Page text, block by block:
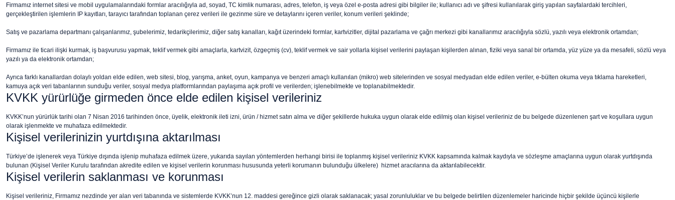
Firmamız internet sitesi ve mobil uygulamalarındaki formlar aracılığıyla ad, soyad, TC kimlik numarası, adres, telefon, iş veya özel e-posta adresi gibi bilgiler ile; kullanıcı adı ve şifresi kullanılarak giriş yapılan sayfalardaki tercihleri,
gerçekleştirilen işlemlerin IP kayıtları, tarayıcı tarafından toplanan çerez verileri ile gezinme süre ve detaylarını içeren veriler, konum verileri şeklinde;
Satış ve pazarlama departmanı çalışanlarımız, şubelerimiz, tedarikçilerimiz, diğer satış kanalları, kağıt üzerindeki formlar, kartvizitler, dijital pazarlama ve çağrı merkezi gibi kanallarımız aracılığıyla sözlü, yazılı veya elektronik ortamdan;
Firmamız ile ticari ilişki kurmak, iş başvurusu yapmak, teklif vermek gibi amaçlarla, kartvizit, özgeçmiş (cv), teklif vermek ve sair yollarla kişisel verilerini paylaşan kişilerden alınan, fiziki veya sanal bir ortamda, yüz yüze ya da mesafeli, sözlü veya
yazılı ya da elektronik ortamdan;
Ayrıca farklı kanallardan dolaylı yoldan elde edilen, web sitesi, blog, yarışma, anket, oyun, kampanya ve benzeri amaçlı kullanılan (mikro) web sitelerinden ve sosyal medyadan elde edilen veriler, e-bülten okuma veya tıklama hareketleri,
kamuya açık veri tabanlarının sunduğu veriler, sosyal medya platformlarından paylaşıma açık profil ve verilerden; işlenebilmekte ve toplanabilmektedir.
KVKK yürürlüğe girmeden önce elde edilen kişisel verileriniz
KVKK’nun yürürlük tarihi olan 7 Nisan 2016 tarihinden önce, üyelik, elektronik ileti izni, ürün / hizmet satın alma ve diğer şekillerde hukuka uygun olarak elde edilmiş olan kişisel verileriniz de bu belgede düzenlenen şart ve koşullara uygun
olarak işlenmekte ve muhafaza edilmektedir.
Kişisel verilerinizin yurtdışına aktarılması
Türkiye’de işlenerek veya Türkiye dışında işlenip muhafaza edilmek üzere, yukarıda sayılan yöntemlerden herhangi birisi ile toplanmış kişisel verileriniz KVKK kapsamında kalmak kaydıyla ve sözleşme amaçlarına uygun olarak yurtdışında
bulunan (Kişisel Veriler Kurulu tarafından akredite edilen ve kişisel verilerin korunması hususunda yeterli korumanın bulunduğu ülkelere) hizmet aracılarına da aktarılabilecektir.
Kişisel verilerin saklanması ve korunması
Kişisel verileriniz, Firmamız nezdinde yer alan veri tabanında ve sistemlerde KVKK’nun 12. maddesi gereğince gizli olarak saklanacak; yasal zorunluluklar ve bu belgede belirtilen düzenlemeler haricinde hiçbir şekilde üçüncü kişilerle